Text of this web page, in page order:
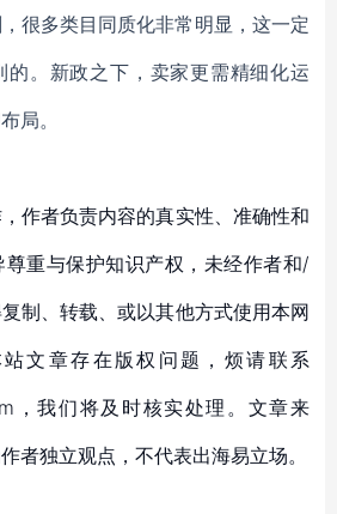
很多类目同质化非常明显，这一定
的。新政之下，卖家更需精细化运
局。
作者负责内容的真实性、准确性和
重与保护知识产权，未经作者和/
制、转载、或以其他方式使用本网
文章存在版权问题，烦请联系
，我们将及时核实处理。文章来
者独立观点，不代表出海易立场。